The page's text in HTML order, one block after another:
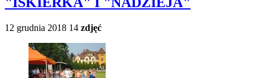
12 grudnia 2018 14 zdjęć